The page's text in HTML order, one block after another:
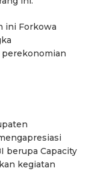
ini Forkowa
berupa Capacity
kegiatan